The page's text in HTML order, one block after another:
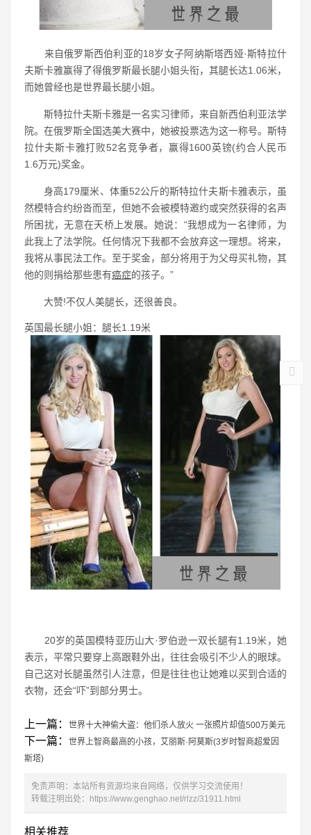
来自俄罗斯西伯利亚的18岁女子阿纳斯塔西娅·斯特拉什
夫斯卡雅赢得了得俄罗斯最长腿小姐头衔，其腿长达1.06米，
而她曾经也是世界最长腿小姐。
斯特拉什夫斯卡雅是一名实习律师，来自新西伯利亚法学
院。在俄罗斯全国选美大赛中，她被投票选为这一称号。斯特
拉什夫斯卡雅打败52名竞争者，赢得1600英镑(约合人民币
1.6万元)奖金。
身高179厘米、体重52公斤的斯特拉什夫斯卡雅表示，虽
然模特合约纷沓而至，但她不会被模特邀约或突然获得的名声
所困扰，无意在天桥上发展。她说：“我想成为一名律师，为
此我上了法学院。任何情况下我都不会放弃这一理想。将来，
我将从事民法工作。至于奖金，部分将用于为父母买礼物，其
他的则捐给那些患有癌症的孩子。”
大赞!不仅人美腿长，还很善良。
英国最长腿小姐：腿长1.19米
20岁的英国模特亚历山大·罗伯逊一双长腿有1.19米，她
表示，平常只要穿上高跟鞋外出，往往会吸引不少人的眼球。
自己这对长腿虽然引人注意，但是往往也让她难以买到合适的
衣物，还会“吓”到部分男士。
上一篇： 世界十大神偷大盗：他们杀人放火 一张照片却值500万美元
下一篇：
世界上智商最高的小孩，艾丽斯·阿莫斯(3岁时智商超爱因
斯塔)
免责声明：本站所有资源均来自网络，仅供学习交流使用！
转载注明出处：
https://www.genghao.net/rlzz/31911.html
相关推荐